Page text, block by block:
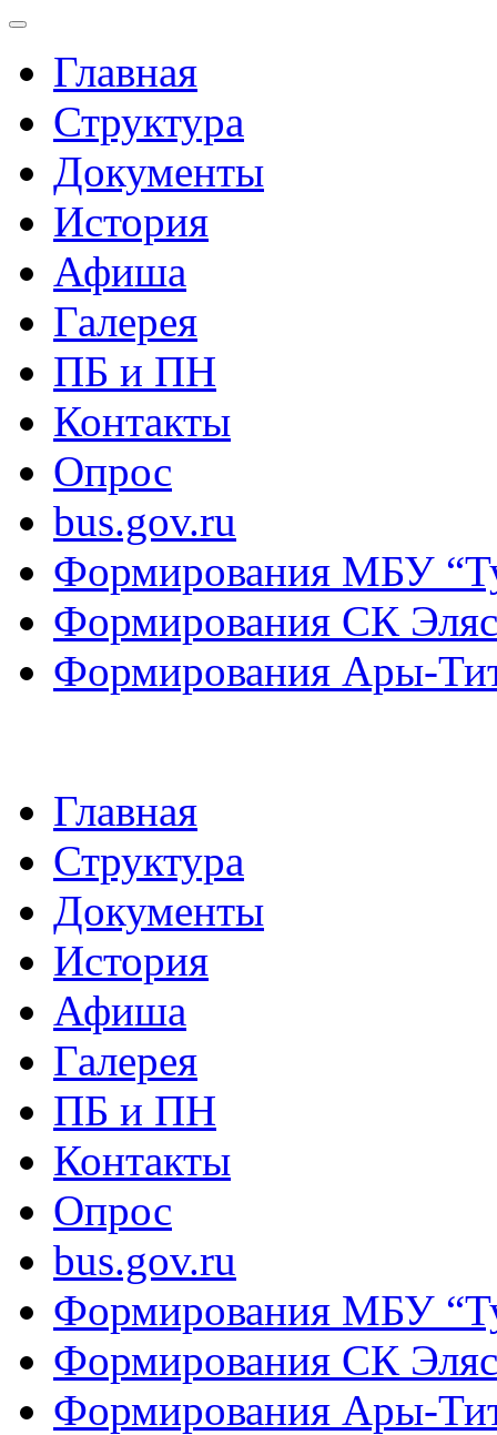
Главная
Структура
Документы
История
Афиша
Галерея
ПБ и ПН
Контакты
Опрос
bus.gov.ru
Формирования МБУ
Формирования СК
Формирования Ары-
Главная
Структура
Документы
История
Афиша
Галерея
ПБ и ПН
Контакты
Опрос
bus.gov.ru
Формирования МБУ
Формирования СК
Формирования Ары-